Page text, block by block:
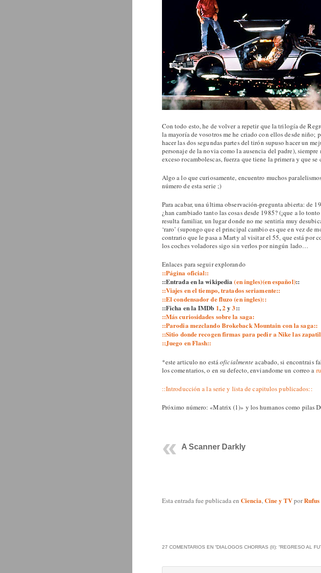
Con todo esto, he de volver a repetir que la trilogía de
la mayoría de vosotros me he criado con ellos desde niño;
hacer las dos segundas partes del tirón supuso hacer un
personaje de la novia como la ausencia del padre),
exceso rocambolescas, fuerza que tiene la primera y que
Algo a lo que curiosamente, encuentro muchos
número de esta serie ;)
Para acabar, una última observación-pregunta abierta: de
¿han cambiado tanto las cosas desde 1985? (¡que a lo
resulta familiar, un lugar donde no me sentiría muy
‘raro’ (supongo que el principal cambio es que en vez
contrario que le pasa a Marty al visitar el 55, que está
los coches voladores sigo sin verlos por ningún lado…
Enlaces para seguir explorando
::Página oficial::
::Entrada en la wikipedia(en ingles)(en español)::
::Viajes en el tiempo, tratados seriamente::
::El condensador de fluzo (en ingles)::
::Ficha en la IMDb 1,2 y3::
::Más curiosidades sobre la saga:
::Parodia mezclando Brokeback Mountain con la saga::
::Sitio donde recogen firmas para pedir a Nike las
::Juego en Flash::
*este articulo no estáoficialmenteacabado, si encontrais
los comentarios, o en su defecto, enviandome un correo a
::Introducción a la serie y lista de capitulos publicados::
Próximo número: «Matrix (1)» y los humanos como pilas
A Scanner Darkly
Esta entrada fue publicada en Ciencia,Cine y TVpor
27 COMENTARIOS EN “DIALOGOS CHORRAS (II): “REGRESO AL